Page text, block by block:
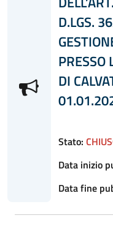
D.LGS.
PRESSO
DI
Stato:
Data inizio
Data fine